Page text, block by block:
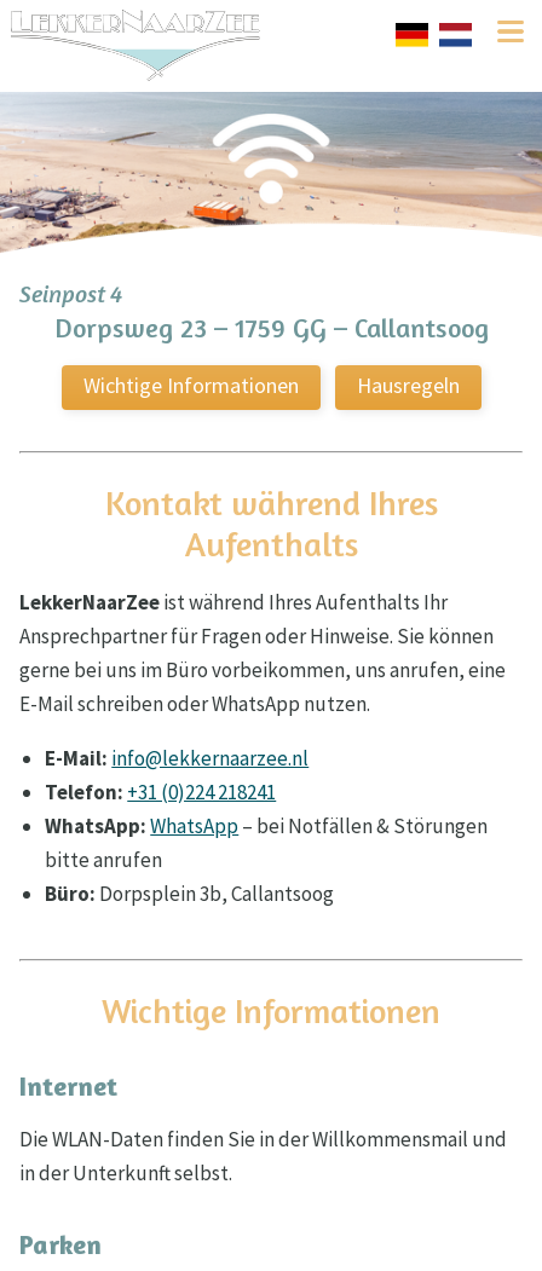
Seinpost 4
Dorpsweg 23 – 1759 GG – Callantsoog
Wichtige Informationen Hausregeln
Kontakt während Ihres
Aufenthalts
LekkerNaarZeeist während Ihres Aufenthalts Ihr
Ansprechpartner für Fragen oder Hinweise. Sie können
gerne bei uns im Büro vorbeikommen, uns anrufen, eine
E-Mail schreiben oder WhatsApp nutzen.
E-Mail: info@lekkernaarzee.nl
Telefon: +31 (0)224 218241
WhatsApp:WhatsApp– bei Notfällen & Störungen
bitte anrufen
Büro: Dorpsplein 3b, Callantsoog
Wichtige Informationen
Internet
Die WLAN-Daten finden Sie in der Willkommensmail und
in der Unterkunft selbst.
Parken